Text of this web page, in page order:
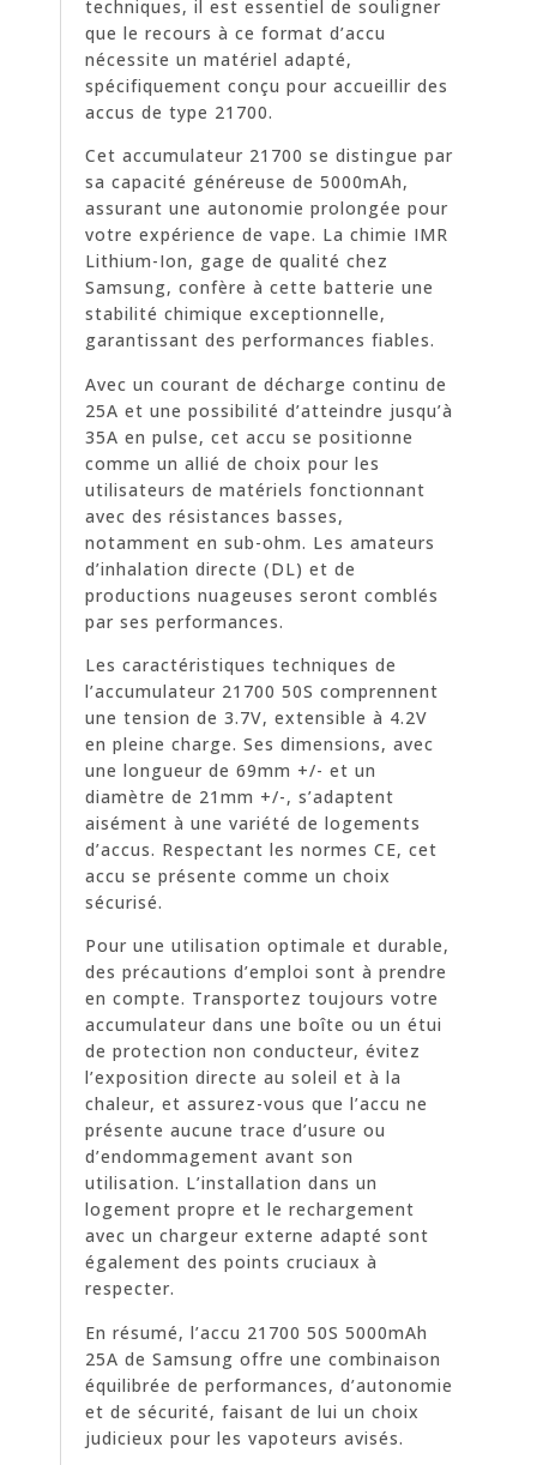
techniques, il est essentiel de souligner
que le recours à ce format d’accu
nécessite un matériel adapté,
spécifiquement conçu pour accueillir des
accus de type 21700.
Cet accumulateur 21700 se distingue par
sa capacité généreuse de 5000mAh,
assurant une autonomie prolongée pour
votre expérience de vape. La chimie IMR
Lithium-Ion, gage de qualité chez
Samsung, confère à cette batterie une
stabilité chimique exceptionnelle,
garantissant des performances fiables.
Avec un courant de décharge continu de
25A et une possibilité d’atteindre jusqu’à
35A en pulse, cet accu se positionne
comme un allié de choix pour les
utilisateurs de matériels fonctionnant
avec des résistances basses,
notamment en sub-ohm. Les amateurs
d’inhalation directe (DL) et de
productions nuageuses seront comblés
par ses performances.
Les caractéristiques techniques de
l’accumulateur 21700 50S comprennent
une tension de 3.7V, extensible à 4.2V
en pleine charge. Ses dimensions, avec
une longueur de 69mm +/- et un
diamètre de 21mm +/-, s’adaptent
aisément à une variété de logements
d’accus. Respectant les normes CE, cet
accu se présente comme un choix
sécurisé.
Pour une utilisation optimale et durable,
des précautions d’emploi sont à prendre
en compte. Transportez toujours votre
accumulateur dans une boîte ou un étui
de protection non conducteur, évitez
l’exposition directe au soleil et à la
chaleur, et assurez-vous que l’accu ne
présente aucune trace d’usure ou
d’endommagement avant son
utilisation. L’installation dans un
logement propre et le rechargement
avec un chargeur externe adapté sont
également des points cruciaux à
respecter.
En résumé, l’accu 21700 50S 5000mAh
25A de Samsung offre une combinaison
équilibrée de performances, d’autonomie
et de sécurité, faisant de lui un choix
judicieux pour les vapoteurs avisés.